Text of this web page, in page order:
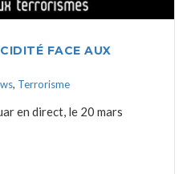
FACE AUX
, Terrorisme
en direct, le 20 mars